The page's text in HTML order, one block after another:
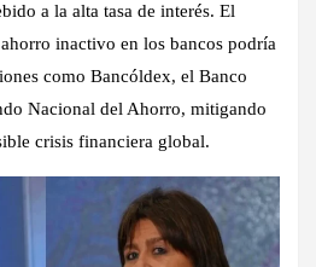
a la alta tasa de interés. El
inactivo en los bancos podría
como Bancóldex, el Banco
Nacional del Ahorro, mitigando
crisis financiera global.